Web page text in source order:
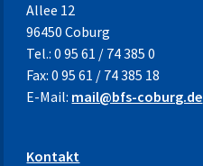
Allee 12
96450 Coburg
Tel.: 0 95 61 / 74 385 0
Fax: 0 95 61 / 74 385 18
E-Mail: mail@bfs-coburg.de
Kontakt